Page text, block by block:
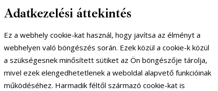
Adatkezelési áttekintés
Ez a webhely cookie-kat használ, hogy javítsa az élményt a
webhelyen való böngészés során. Ezek közül a cookie-k közül
a szükségesnek minősített sütiket az Ön böngészője tárolja,
mivel ezek elengedhetetlenek a weboldal alapvető funkcióinak
működéséhez. Harmadik féltől származó cookie-kat is